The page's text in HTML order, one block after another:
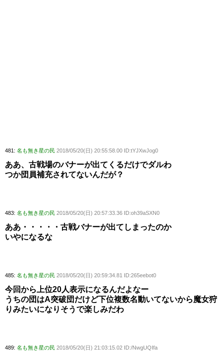
481: 名も無き星の民 2018/05/20(日) 20:55:58.00 ID:tYJXwJog0
ああ、古戦場のバナーが出てくるだけでダルわ
つか団員補充されてないんだが？
483: 名も無き星の民 2018/05/20(日) 20:57:33.36 ID:oh39aSXN0
ああ・・・・・古戦バナーが出てしまったのか
いやになるな
485: 名も無き星の民 2018/05/20(日) 20:59:34.81 ID:265eebot0
今回から上位20人表示になるんだよなー
うちの団はA突破団だけど下位複数名動いてないから魔女狩
りみたいになりそうで楽しみだわ
489: 名も無き星の民 2018/05/20(日) 21:03:15.02 ID:/NwgUQIfa